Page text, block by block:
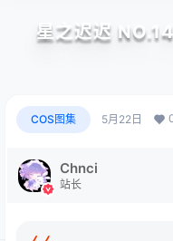
星之迟迟
COS图集 5月22日
Chnci
站长